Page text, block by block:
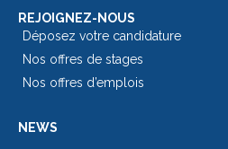
REJOIGNEZ-NOUS
Déposez votre candidature
Nos offres de stages
Nos offres d’emplois
NEWS